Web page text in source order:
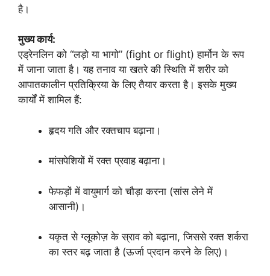
है।
मुख्य कार्य:
एड्रेनलिन को “लड़ो या भागो” (fight or flight) हार्मोन के रूप
में जाना जाता है। यह तनाव या खतरे की स्थिति में शरीर को
आपातकालीन प्रतिक्रिया के लिए तैयार करता है। इसके मुख्य
कार्यों में शामिल हैं:
हृदय गति और रक्तचाप बढ़ाना।
मांसपेशियों में रक्त प्रवाह बढ़ाना।
फेफड़ों में वायुमार्ग को चौड़ा करना (सांस लेने में
आसानी)।
यकृत से ग्लूकोज़ के स्राव को बढ़ाना, जिससे रक्त शर्करा
का स्तर बढ़ जाता है (ऊर्जा प्रदान करने के लिए)।